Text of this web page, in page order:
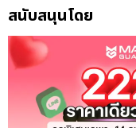
สนับสนุนโดย